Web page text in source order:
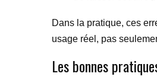
Dans la pratique, ces
usage réel, pas
Les bonnes